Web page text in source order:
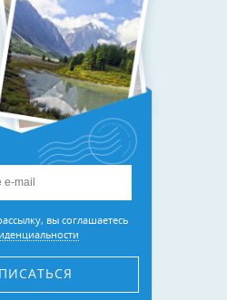
вы соглашаетесь